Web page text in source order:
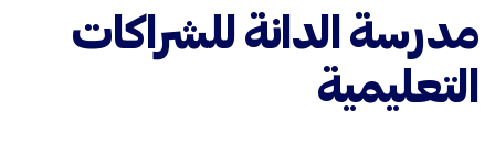
مدرسة الدانة للشراكات
التعليمية